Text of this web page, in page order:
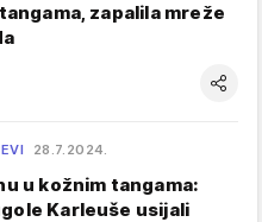
zapalila mreže
28.7.2024.
u kožnim tangama:
Karleuše usijali